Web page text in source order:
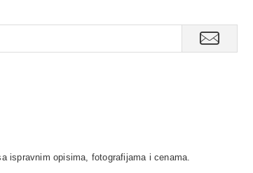
ispravnim opisima, fotografijama i cenama.